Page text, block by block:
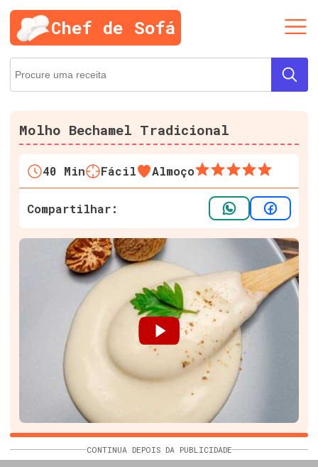
Chef de Sofá
Molho Bechamel Tradicional
40 Min Fácil Almoço
Compartilhar:
CONTINUA DEPOIS DA PUBLICIDADE